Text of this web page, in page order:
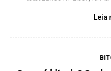
Leia